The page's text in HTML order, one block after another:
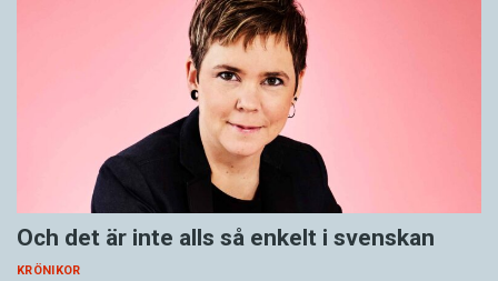
Och det är inte alls så enkelt i svenskan
KRÖNIKOR